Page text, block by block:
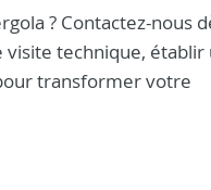
? Contactez-nous
technique, établir
transformer votre